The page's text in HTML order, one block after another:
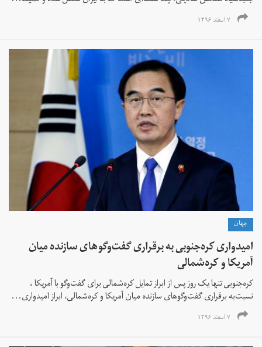
۷ اسفند ۱۳۹۶
جهان
امیدواری کره‌جنوبی به برقراری گفت‌وگوهای سازنده میان
آمریکا و کره‌شمالی
کره‌جنوبی تنها یک روز پس از ابراز تمایل کره‌شمالی برای گفت‌وگو با آمریکا ،
نسبت‌به برقراری گفت‌وگوهای سازنده میان آمریکا و کره‌شمالی، ابراز امیدواری...
۷ اسفند ۱۳۹۶